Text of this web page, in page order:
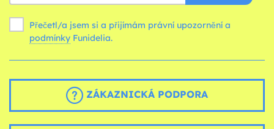
Přečetl/a jsem si a přijímám právní upozornění a
podmínky Funidelia.
ZÁKAZNICKÁ PODPORA